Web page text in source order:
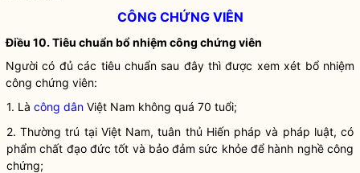
CÔNG CHỨNG VIÊN
Điều 10. Tiêu chuẩn bổ nhiệm công chứng viên
Người có đủ các tiêu chuẩn sau đây thì được xem xét bổ nhiệm
công chứng viên:
1. Là công dân Việt Nam không quá 70 tuổi;
2. Thường trú tại Việt Nam, tuân thủ Hiến pháp và pháp luật, có
phẩm chất đạo đức tốt và bảo đảm sức khỏe để hành nghề công
chứng;